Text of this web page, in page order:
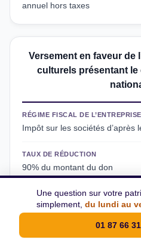
annuel hors taxes
Versement en faveur de
culturels présentant le
RÉGIME FISCAL DE L’ENTREPRISE
Impôt sur les sociétés d’après
TAUX DE RÉDUCTION
90% du montant du don
PLAFOND DE LA RÉDUCTION
Dans la limite de 50% de
Une question sur votre
simplement, du lundi au
01 87 66